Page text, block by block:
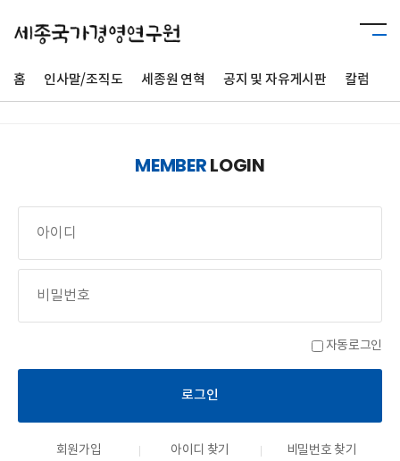
홈 인사말/조직도 세종원 연혁 공지 및 자유게시판 칼럼
MEMBERLOGIN
자동로그인
회원가입 아이디 찾기 비밀번호 찾기